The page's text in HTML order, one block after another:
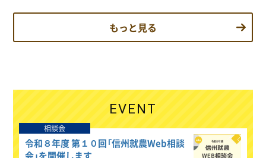
もっと見る
EVENT
相談会
令和８年度 第１０回「信州就農Web相談